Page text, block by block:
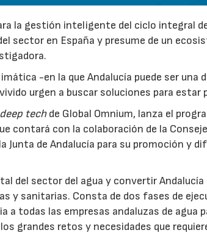
la gestión inteligente del ciclo integral
sector en España y presume de un
-en la que Andalucía puede ser una
urgen a buscar soluciones para estar
deep techde Global Omnium, lanza el
contará con la colaboración de la
Junta de Andalucía para su promoción y
del sector del agua y convertir Andalucía
y sanitarias. Consta de dos fases de
todas las empresas andaluzas de agua
grandes retos y necesidades que